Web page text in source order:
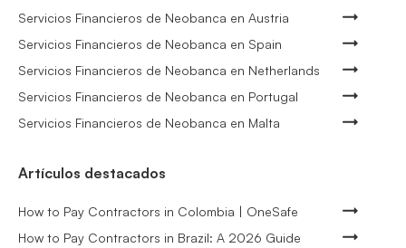
Servicios Financieros de Neobanca en Austria
Servicios Financieros de Neobanca en Spain
Servicios Financieros de Neobanca en Netherlands
Servicios Financieros de Neobanca en Portugal
Servicios Financieros de Neobanca en Malta
Artículos destacados
How to Pay Contractors in Colombia | OneSafe
How to Pay Contractors in Brazil: A 2026 Guide